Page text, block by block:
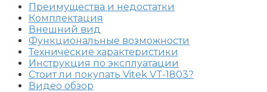
Преимущества и недостатки
Комплектация
Внешний вид
Функциональные возможности
Технические характеристики
Инструкция по эксплуатации
Стоит ли покупать Vitek VT-1803?
Видео обзор